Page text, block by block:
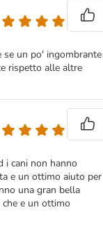
se un po' ingombrante
rispetto alle altre
i cani non hanno
e un ottimo aiuto per
una gran bella
che e un ottimo